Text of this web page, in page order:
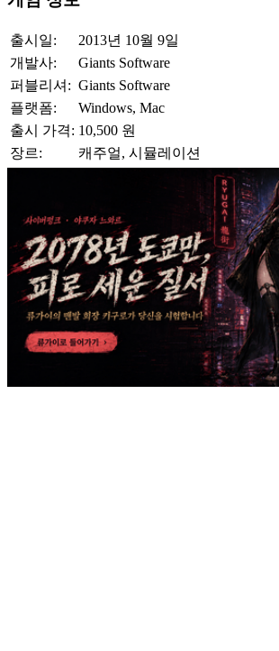
출시일:
2013년 10월 9일
개발사:
Giants Software
퍼블리셔: Giants Software
플랫폼:
Windows, Mac
출시 가격: 10,500 원
장르:
캐주얼, 시뮬레이션